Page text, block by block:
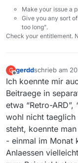
Make your issue a
Give you any sort
too long".
Check your entitlement.
G
Offline
gerddschrieb am
zuletzt editiert
Ich koennte mir
Beitraege in
etwa “Retro-
wohl nicht taeglich
steht, koennte
- einmal im Monat
Anlaessen